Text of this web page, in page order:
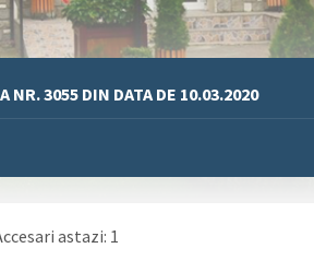
NR. 3055 DIN DATA DE 10.03.2020
astazi: 1